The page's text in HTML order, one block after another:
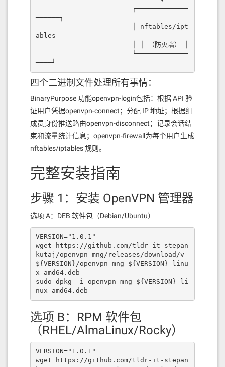
──────┐
ables
────┘
四个二进制文件处理所有事情：
BinaryPurpose 功能openvpn-login包括：根据 API 验
证用户凭据openvpn-connect；分配 IP 地址；根据组
成员身份推送路由openvpn-disconnect；记录会话结
束和流量统计信息；openvpn-firewall为每个用户生成
nftables/iptables 规则。
完整安装指南
步骤 1：安装 OpenVPN 管理器
选项 A：DEB 软件包（Debian/Ubuntu）
VERSION="1.0.1"
wget https://github.com/tldr-it-stepan
kutaj/openvpn-mng/releases/download/v
${VERSION}/openvpn-mng_${VERSION}_linu
x_amd64.deb
sudo dpkg -i openvpn-mng_${VERSION}_li
nux_amd64.deb
选项 B：RPM 软件包
（RHEL/AlmaLinux/Rocky）
VERSION="1.0.1"
wget https://github.com/tldr-it-stepan